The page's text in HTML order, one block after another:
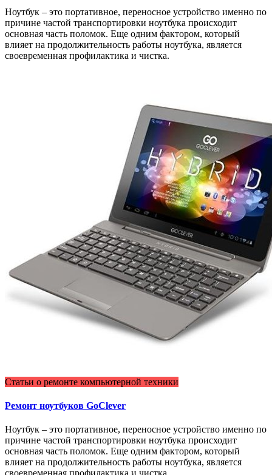
Ноутбук – это портативное, переносное устройство именно по
причине частой транспортировки ноутбука происходит
основная часть поломок. Еще одним фактором, который
влияет на продолжительность работы ноутбука, является
своевременная профилактика и чистка.
Статьи о ремонте компьютерной техники
Ремонт ноутбуков GoClever
Ноутбук – это портативное, переносное устройство именно по
причине частой транспортировки ноутбука происходит
основная часть поломок. Еще одним фактором, который
влияет на продолжительность работы ноутбука, является